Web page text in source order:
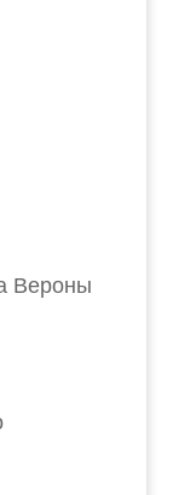
Вероны